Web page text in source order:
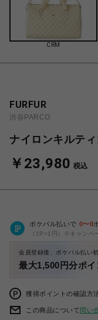
CRM
FURFUR
渋谷PARCO
ナイロンキルテ
￥23,980 税込
ポケパル払いで 0〜0
（1P=1円）※キャンペ
会員登録後、ポケパル払い
最大1,500円分ポイ
獲得ポイントの確認方
この商品について問い